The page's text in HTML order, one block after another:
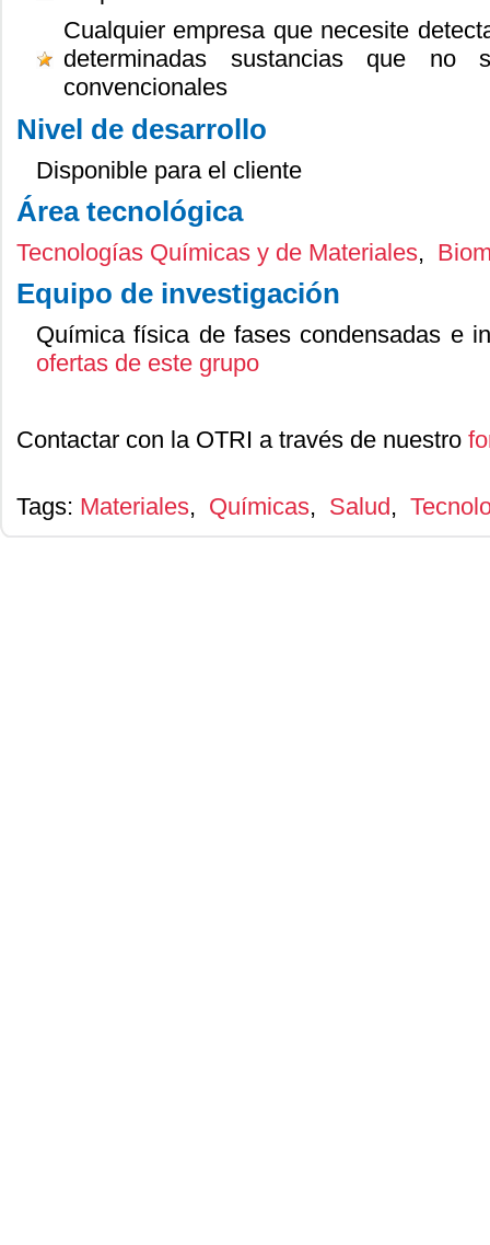
Cualquier empresa que necesite
determinadas sustancias que no
convencionales
Nivel de desarrollo
Disponible para el cliente
Área tecnológica
Tecnologías Químicas y de Materiales,
Equipo de investigación
Química física de fases condensadas e
ofertas de este grupo
Contactar con la OTRI a través de nuestro
Tags: Materiales, Químicas, Salud,